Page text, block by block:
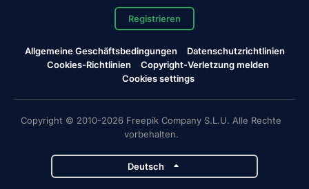
Registrieren
Allgemeine Geschäftsbedingungen
Datenschutzrichtlinien
Cookies-Richtlinien
Copyright-Verletzung melden
Cookies settings
Copyright © 2010-2026 Freepik Company S.L.U. Alle Rechte
vorbehalten.
Deutsch